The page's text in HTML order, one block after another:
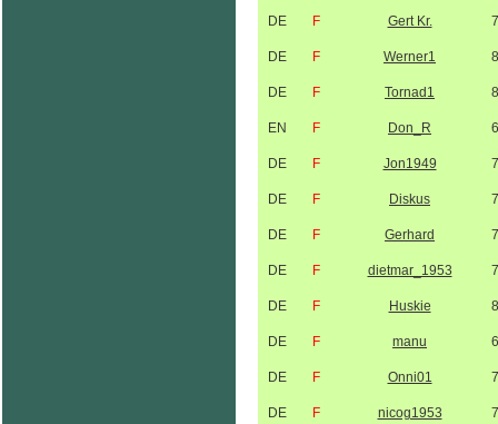
DE F Gert Kr.
DE F Werner1
DE F Tornad1
EN F Don_R
DE F Jon1949
DE F Diskus
DE F Gerhard
DE F dietmar_1953
DE F Huskie
DE F manu
DE F Onni01
DE F nicog1953